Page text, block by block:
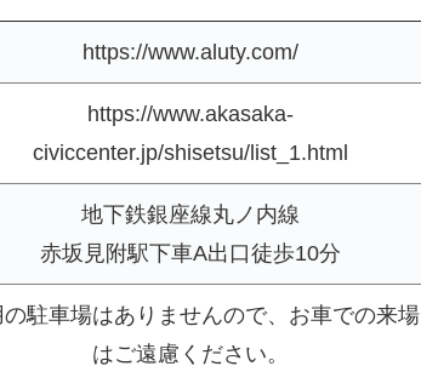
https://www.aluty.com/
https://www.akasaka-
civiccenter.jp/shisetsu/list_1.html
地下鉄銀座線丸ノ内線
赤坂見附駅下車A出口徒歩10分
の駐車場はありませんので、お車での来場
はご遠慮ください。